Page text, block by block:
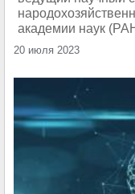
академии наук
20 июля 2023